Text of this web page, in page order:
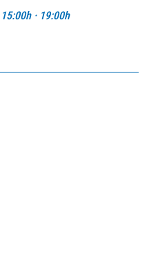
15:00h · 19:00h